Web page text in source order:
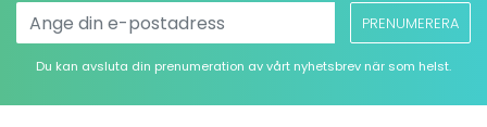
PRENUMERERA
Du kan avsluta din prenumeration av vårt nyhetsbrev när som helst.